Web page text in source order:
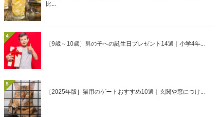
比...
4
［9歳～10歳］男の子への誕生日プレゼント14選｜小学4年...
5
［2025年版］猫用のゲートおすすめ10選｜玄関や窓につけ...